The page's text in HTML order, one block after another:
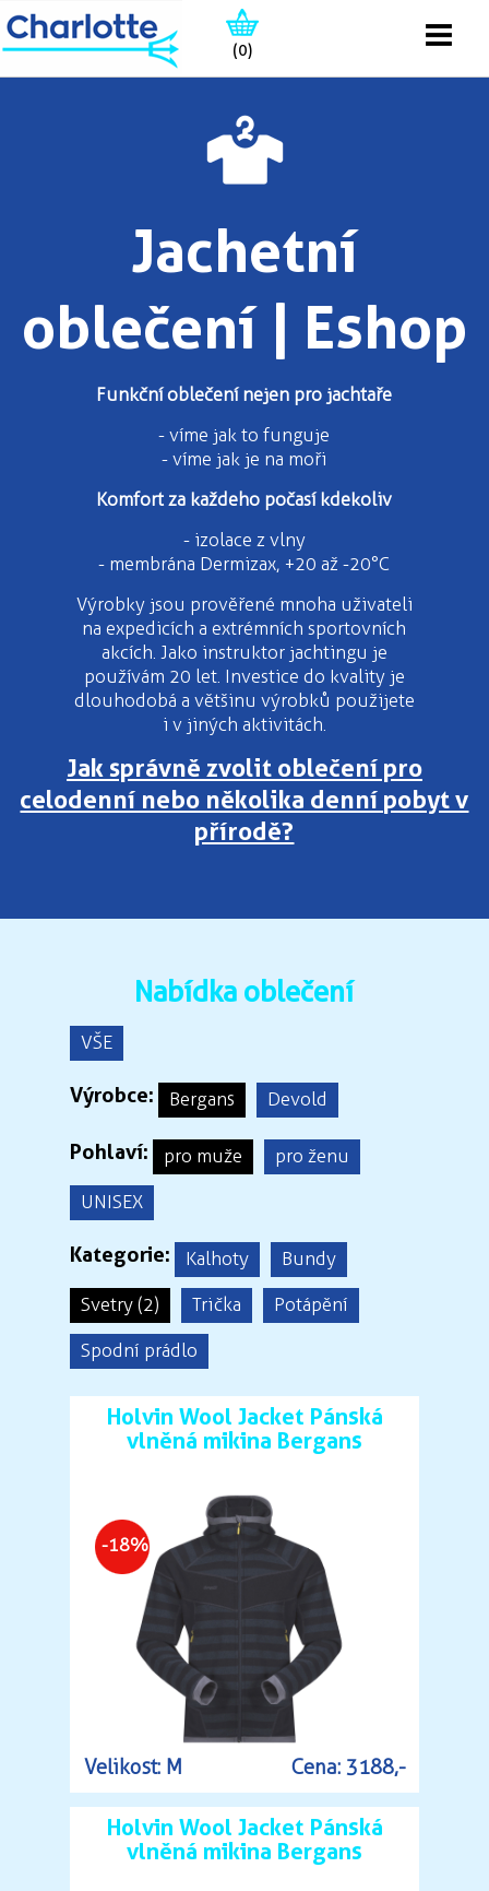
(0)
Jachetní
oblečení | Eshop
Funkční oblečení nejen pro jachtaře
- víme jak to funguje
- víme jak je na moři
Komfort za každeho počasí kdekoliv
- izolace z vlny
- membrána Dermizax, +20 až -20°C
Výrobky jsou prověřené mnoha uživateli
na expedicích a extrémních sportovních
akcích. Jako instruktor jachtingu je
používám 20 let. Investice do kvality je
dlouhodobá a většinu výrobků použijete
i v jiných aktivitách.
Jak správně zvolit oblečení pro
celodenní nebo několika denní pobyt v
přírodě?
Nabídka oblečení
VŠE
Výrobce: Bergans Devold
Pohlaví: pro muže pro ženu
UNISEX
Kategorie: Kalhoty Bundy
Svetry (2) Trička Potápění
Spodní prádlo
Holvin Wool Jacket Pánská
vlněná mikina Bergans
-18%
Velikost: M Cena: 3188,-
Holvin Wool Jacket Pánská
vlněná mikina Bergans